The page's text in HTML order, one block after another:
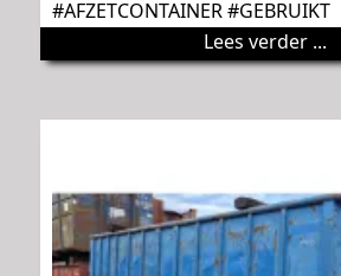
#AFZETCONTAINER #GEBRUIKT
Lees verder ...